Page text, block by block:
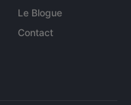
Le Blogue
Contact